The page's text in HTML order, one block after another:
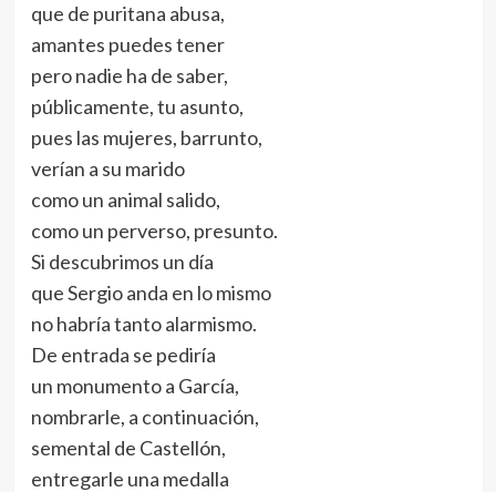
que de puritana abusa,
amantes puedes tener
pero nadie ha de saber,
públicamente, tu asunto,
pues las mujeres, barrunto,
verían a su marido
como un animal salido,
como un perverso, presunto.
Si descubrimos un día
que Sergio anda en lo mismo
no habría tanto alarmismo.
De entrada se pediría
un monumento a García,
nombrarle, a continuación,
semental de Castellón,
entregarle una medalla